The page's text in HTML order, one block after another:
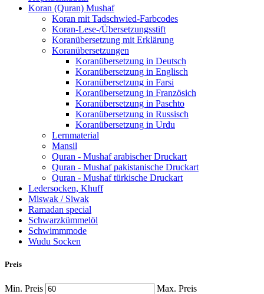
Koran (Quran) Mushaf
Koran mit Tadschwied-Farbcodes
Koran-Lese-/Übersetzungsstift
Koranübersetzung mit Erklärung
Koranübersetzungen
Koranübersetzung in Deutsch
Koranübersetzung in Englisch
Koranübersetzung in Farsi
Koranübersetzung in Französich
Koranübersetzung in Paschto
Koranübersetzung in Russisch
Koranübersetzung in Urdu
Lernmaterial
Mansil
Quran - Mushaf arabischer Druckart
Quran - Mushaf pakistanische Druckart
Quran - Mushaf türkische Druckart
Ledersocken, Khuff
Miswak / Siwak
Ramadan special
Schwarzkümmelöl
Schwimmmode
Wudu Socken
Preis
Min. Preis Max. Preis